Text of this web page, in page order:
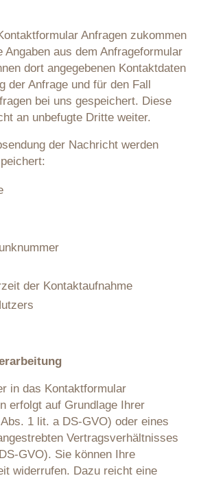
Anfragen zukommen
Angaben aus dem Anfrageformular
dort angegebenen Kontaktdaten
der Anfrage und für den Fall
bei uns gespeichert. Diese
an unbefugte Dritte weiter.
der Nachricht werden
der Kontaktaufnahme
in das Kontaktformular
erfolgt auf Grundlage Ihrer
1 lit. a DS-GVO) oder eines
Vertragsverhältnisses
GVO). Sie können Ihre
widerrufen. Dazu reicht eine